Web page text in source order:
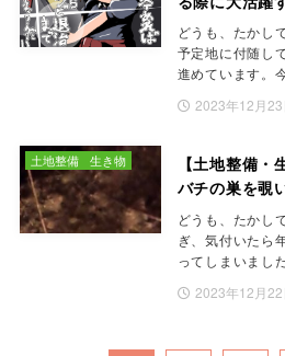
どうも、たかし
予定地に付随し
進めています。
2023年12月23
【土地整備
バチの巣を覗
どうも、たかし
ぎ、気付いたら
ってしまいまし
2023年12月22
土地整備 生き物